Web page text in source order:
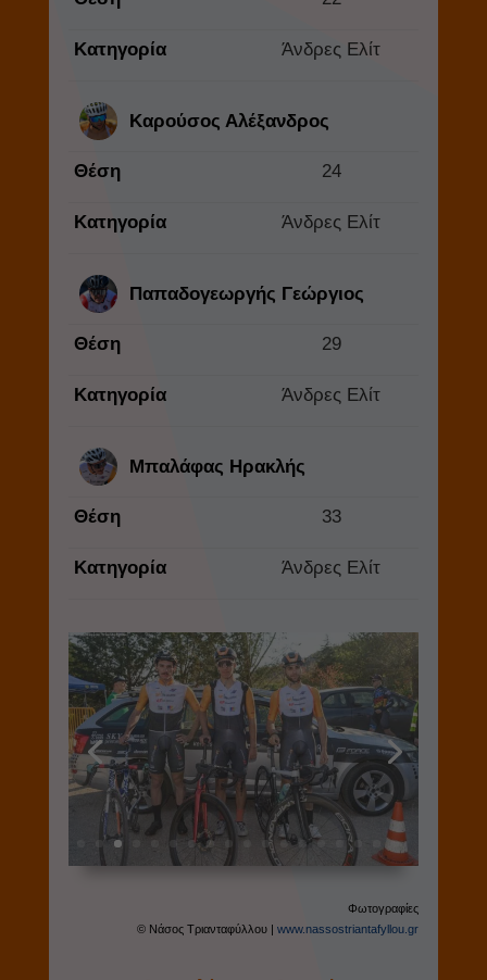
Κατηγορία Άνδρες Ελίτ
Καρούσος Αλέξανδρος
Θέση 24
Κατηγορία Άνδρες Ελίτ
Παπαδογεωργής Γεώργιος
Θέση 29
Κατηγορία Άνδρες Ελίτ
Μπαλάφας Ηρακλής
Θέση 33
Κατηγορία Άνδρες Ελίτ
Φωτογραφίες
© Νάσος Τριανταφύλλου |www.nassostriantafyllou.gr